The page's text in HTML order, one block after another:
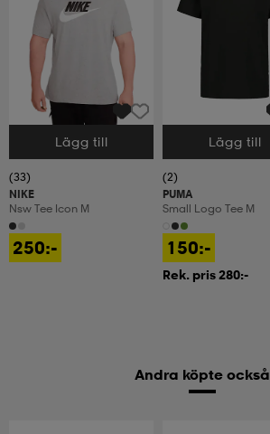
Välj storlek
Lägg till
(33)
NIKE
Nsw Tee Icon M
250:-
Välj storlek
Lägg till
(2)
PUMA
Small Logo Tee M
150:-
Rek. pris 280:-
Andra köpte också